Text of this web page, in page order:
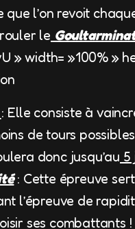
que l’on revoit
le
» width= »100% »
: Elle consiste à
de tours
donc jusqu’au 5
: Cette épreuve
l’épreuve de
ses combattants